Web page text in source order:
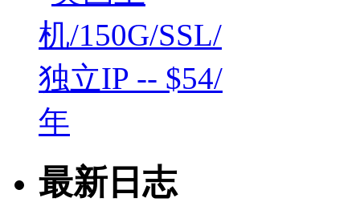
最新日志